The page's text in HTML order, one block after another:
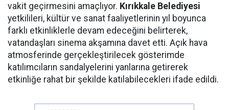
vakit geçirmesini amaçlıyor. Kırıkkale Belediyesi
yetkilileri, kültür ve sanat faaliyetlerinin yıl boyunca
farklı etkinliklerle devam edeceğini belirterek,
vatandaşları sinema akşamına davet etti. Açık hava
atmosferinde gerçekleştirilecek gösterimde
katılımcıların sandalyelerini yanlarına getirerek
etkinliğe rahat bir şekilde katılabilecekleri ifade edildi.